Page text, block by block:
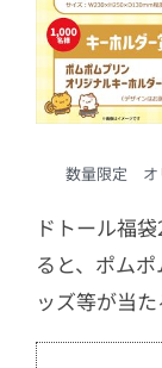
数量限定 オ
ドトール福
ると、ポム
ッズ等が当